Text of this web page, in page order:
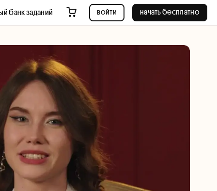
банк заданий войти начать бесплатно